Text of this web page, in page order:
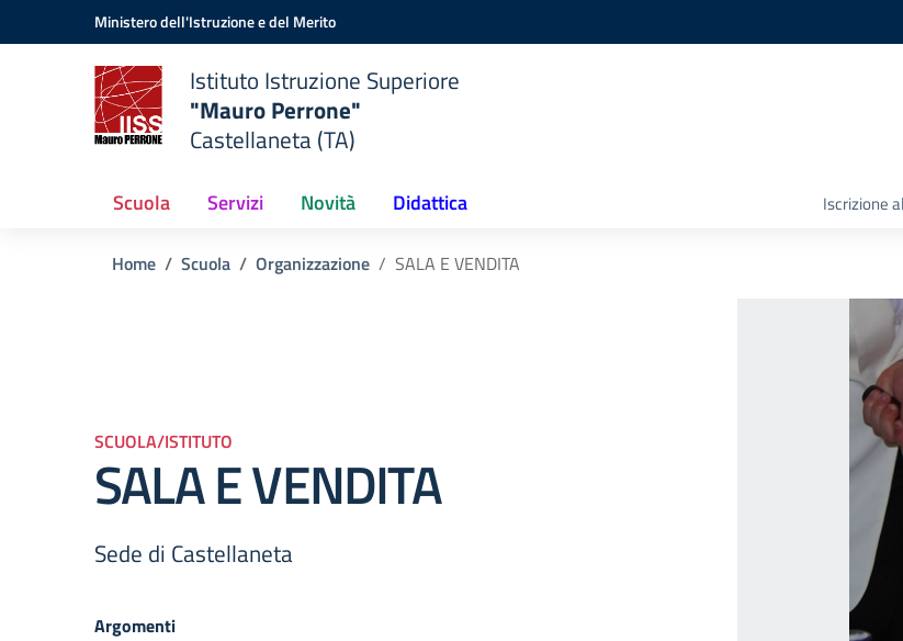
Vai ai contenuti
Vai al menu di navigazioneMinistero dell'Istruzione e del Merito
Istituto Istruzione Superiore
"Mauro Perrone"
Castellaneta (TA)
Scuola Servizi Novità Didattica Iscrizione
Home Scuola Organizzazione SALA E VENDITA
SCUOLA/ISTITUTO
SALA E VENDITA
Sede di Castellaneta
Argomenti